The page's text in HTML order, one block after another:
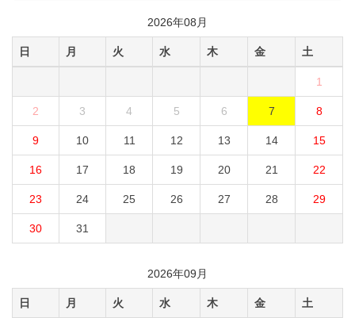
2026年08月
日 月 火 水 木 金 土
1
2 3 4 5 6 7 8
9 10 11 12 13 14 15
16 17 18 19 20 21 22
23 24 25 26 27 28 29
30 31
2026年09月
日 月 火 水 木 金 土